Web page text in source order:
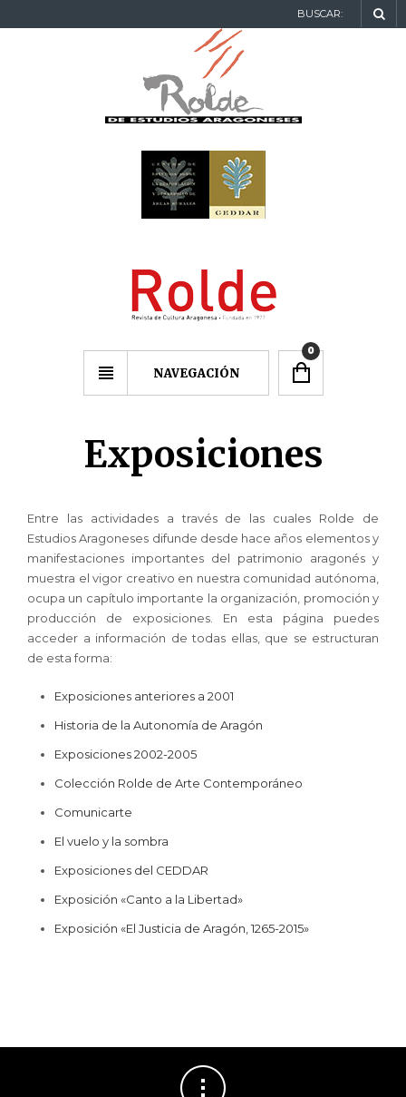
BUSCAR:
NAVEGACIÓN
0
Exposiciones
Entre las actividades a través de las cuales Rolde de
Estudios Aragoneses difunde desde hace años elementos y
manifestaciones importantes del patrimonio aragonés y
muestra el vigor creativo en nuestra comunidad autónoma,
ocupa un capítulo importante la organización, promoción y
producción de exposiciones. En esta página puedes
acceder a información de todas ellas, que se estructuran
de esta forma:
Exposiciones anteriores a 2001
Historia de la Autonomía de Aragón
Exposiciones 2002-2005
Colección Rolde de Arte Contemporáneo
Comunicarte
El vuelo y la sombra
Exposiciones del CEDDAR
Exposición «Canto a la Libertad»
Exposición «El Justicia de Aragón, 1265-2015»